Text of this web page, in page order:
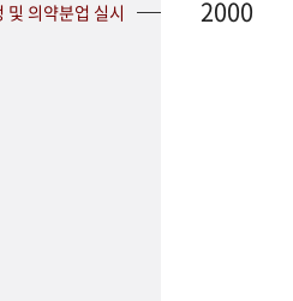
의약분업 실시 2000